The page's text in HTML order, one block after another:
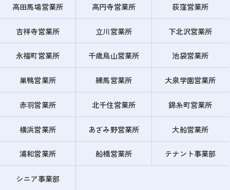
高田馬場営業所 高円寺営業所 荻窪営業所
吉祥寺営業所 立川営業所 下北沢営業所
永福町営業所 千歳烏山営業所 池袋営業所
巣鴨営業所 練馬営業所 大泉学園営業所
赤羽営業所 北千住営業所 錦糸町営業所
横浜営業所 あざみ野営業所 大船営業所
浦和営業所 船橋営業所 テナント事業部
シニア事業部